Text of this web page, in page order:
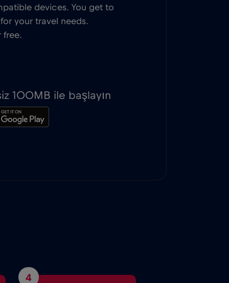
devices. You get to
your travel needs.
free.
100MB ile başlayın
4